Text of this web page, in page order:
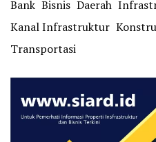
Bank Bisnis Daerah
Kanal Infrastruktur
Transportasi